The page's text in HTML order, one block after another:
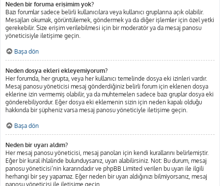
Neden bir foruma erişimim yok?
Bazı forumlar sadece belirli kullanıcılara veya kullanıcı gruplarına açık olabilir.
Mesajları okumak, görüntülemek, göndermek ya da diğer işlemler için özel yetki
gerekebilir. Size erişim verilebilmesi için bir moderatör ya da mesaj panosu
yöneticisiyle iletişime geçin.
Başa dön
Neden dosya ekleri ekleyemiyorum?
Her forumda, her grupta, veya her kullanıcı temelinde dosya eki izinleri vardır.
Mesaj panosu yöneticisi mesaj gönderdiğiniz belirli forum için eklenen dosya
eklerine izin vermemiş olabilir, ya da muhtemelen sadece bazı gruplar dosya eki
gönderebiliyordur. Eğer dosya eki eklemenin sizin için neden kapalı olduğu
hakkında bir şüpheniz varsa mesaj panosu yöneticiyle iletişime geçin.
Başa dön
Neden bir uyarı aldım?
Her mesaj panosu yöneticisi, mesaj panoları için kendi kurallarını belirlemiştir.
Eğer bir kural ihlalinde bulunduysanız, uyarı alabilirsiniz. Not: Bu durum, mesaj
panosu yöneticisi’nin kararındadır ve phpBB Limited verilen bu uyarı ile ilgili
herhangi bir şey yapamaz. Eğer neden bir uyarı aldığınızı bilmiyorsanız, mesaj
panosu yöneticisi ile iletişime geçin.